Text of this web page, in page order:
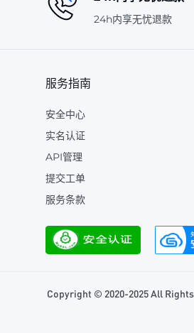
24h内享无忧退款
服务指南
安全中心
实名认证
API管理
提交工单
服务条款
Copyright © 2020-2025 All